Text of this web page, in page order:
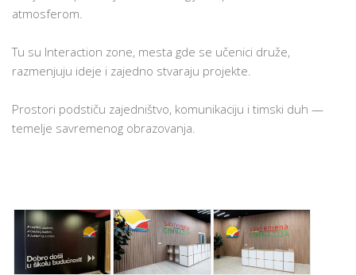
atmosferom.
Tu su Interaction zone, mesta gde se učenici druže,
razmenjuju ideje i zajedno stvaraju projekte.
Prostori podstiču zajedništvo, komunikaciju i timski duh —
temelje savremenog obrazovanja.